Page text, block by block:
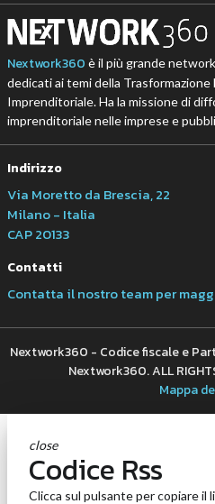
Nextwork360 è il più grande
dedicati ai temi della Trasformazione
Imprenditoriale. Ha la missione di
imprenditoriale nelle imprese e
Indirizzo
Via Moretto da Brescia, 22
Milano - Italia
CAP 20133
Contatti
Contatta il nostro team per
Nextwork360 - Codice fiscale e
Nextwork360. ALL
Mappa
close
Codice Rss
Clicca sul pulsante per copiare il